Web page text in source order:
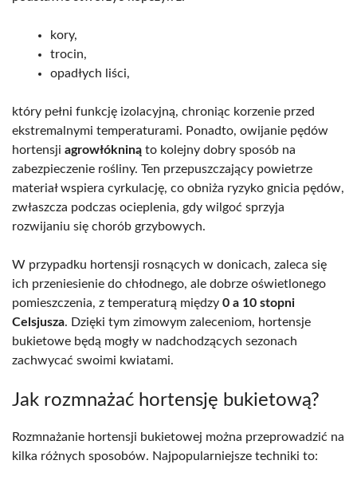
kory,
trocin,
opadłych liści,
który pełni funkcję izolacyjną, chroniąc korzenie przed
ekstremalnymi temperaturami. Ponadto, owijanie pędów
hortensji agrowłókniną to kolejny dobry sposób na
zabezpieczenie rośliny. Ten przepuszczający powietrze
materiał wspiera cyrkulację, co obniża ryzyko gnicia pędów,
zwłaszcza podczas ocieplenia, gdy wilgoć sprzyja
rozwijaniu się chorób grzybowych.
W przypadku hortensji rosnących w donicach, zaleca się
ich przeniesienie do chłodnego, ale dobrze oświetlonego
pomieszczenia, z temperaturą między 0 a 10 stopni
Celsjusza. Dzięki tym zimowym zaleceniom, hortensje
bukietowe będą mogły w nadchodzących sezonach
zachwycać swoimi kwiatami.
Jak rozmnażać hortensję bukietową?
Rozmnażanie hortensji bukietowej można przeprowadzić na
kilka różnych sposobów. Najpopularniejsze techniki to: